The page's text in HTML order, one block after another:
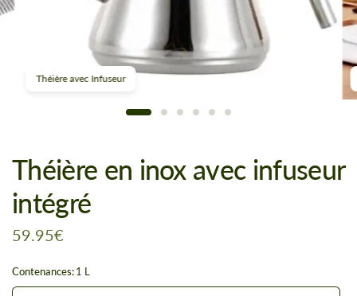
Théière avec Infuseur
Théière en inox avec infuseur
intégré
59.95€
Contenances:1 L